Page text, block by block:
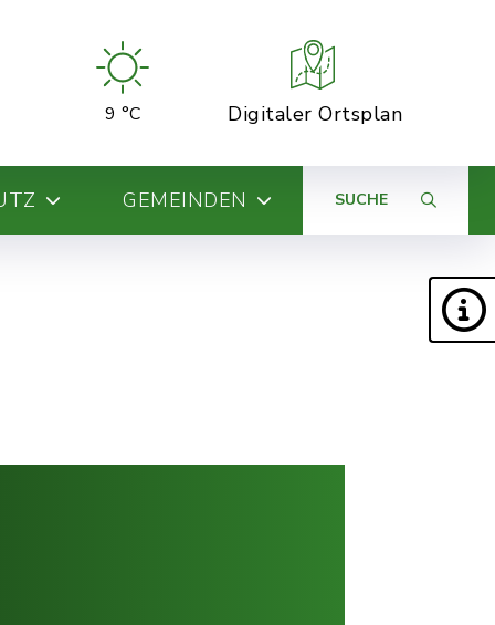
9 °C Digitaler Ortsplan
GEMEINDEN SUCHE